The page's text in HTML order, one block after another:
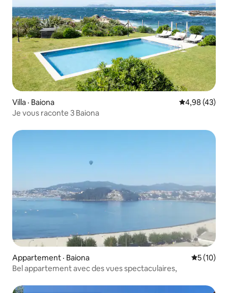
Villa · Baiona Note
4,98 (43)
Je vous raconte 3 Baiona
Appartement · Baiona Note
5 (10)
Bel appartement avec des vues spectaculaires,